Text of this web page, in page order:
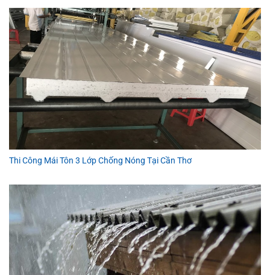
Thi Công Mái Tôn 3 Lớp Chống Nóng Tại Cần Thơ